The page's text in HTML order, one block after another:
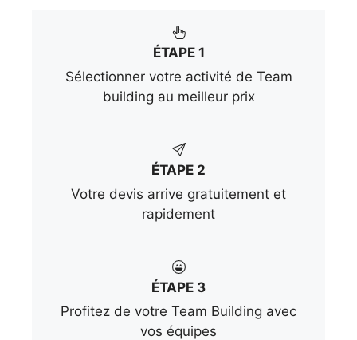
ÉTAPE 1
Sélectionner votre activité de Team
building au meilleur prix
ÉTAPE 2
Votre devis arrive gratuitement et
rapidement
ÉTAPE 3
Profitez de votre Team Building avec
vos équipes